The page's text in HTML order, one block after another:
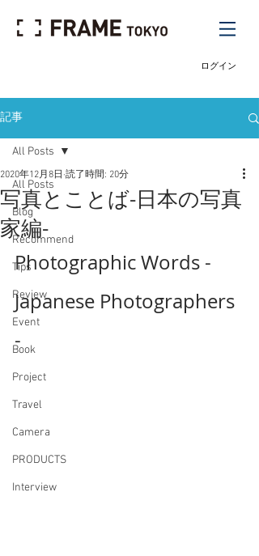
ログイン
記事
All Posts
Blog
Recommend
Tips
Review
Event
Book
Project
Travel
Camera
PRODUCTS
Interview
All Posts
写真とことば-日本の写真
家編-
2020年12月8日 読了時間: 20分
Photographic Words -
Japanese Photographers
-